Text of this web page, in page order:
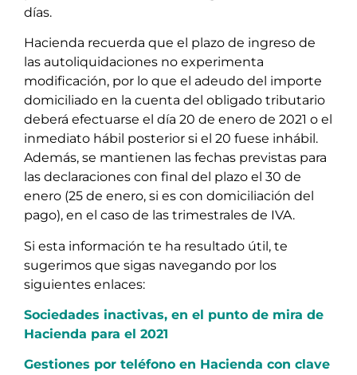
días.
Hacienda recuerda que el plazo de ingreso de
las autoliquidaciones no experimenta
modificación, por lo que el adeudo del importe
domiciliado en la cuenta del obligado tributario
deberá efectuarse el día 20 de enero de 2021 o el
inmediato hábil posterior si el 20 fuese inhábil.
Además, se mantienen las fechas previstas para
las declaraciones con final del plazo el 30 de
enero (25 de enero, si es con domiciliación del
pago), en el caso de las trimestrales de IVA.
Si esta información te ha resultado útil, te
sugerimos que sigas navegando por los
siguientes enlaces:
Sociedades inactivas, en el punto de mira de
Hacienda para el 2021
Gestiones por teléfono en Hacienda con clave